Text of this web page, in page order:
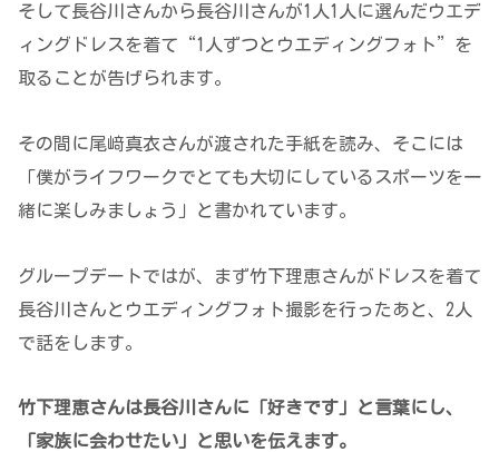
そして長谷川さんから長谷川さんが1人1人に選んだウエデ
ィングドレスを着て“1人ずつとウエディングフォト”を
取ることが告げられます。
その間に尾﨑真衣さんが渡された手紙を読み、そこには
「僕がライフワークでとても大切にしているスポーツを一
緒に楽しみましょう」と書かれています。
グループデートではが、まず竹下理恵さんがドレスを着て
長谷川さんとウエディングフォト撮影を行ったあと、2人
で話をします。
竹下理恵さんは長谷川さんに「好きです」と言葉にし、
「家族に会わせたい」と思いを伝えます。